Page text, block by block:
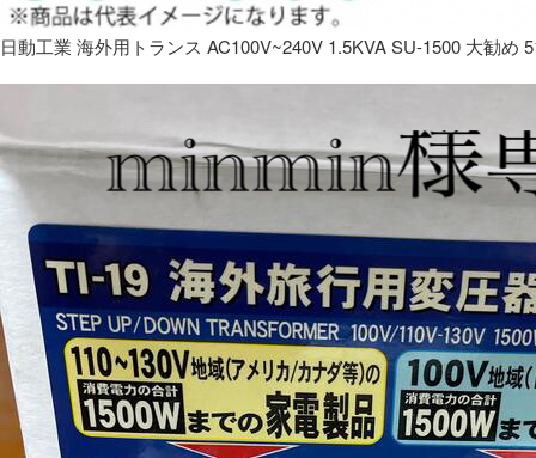
日動工業 海外用トランス AC100V~240V 1.5KVA SU-1500 大勧め